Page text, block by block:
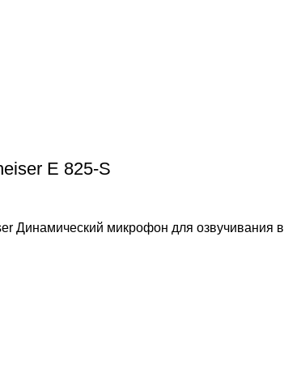
E 825-S
Динамический микрофон для озвучивания